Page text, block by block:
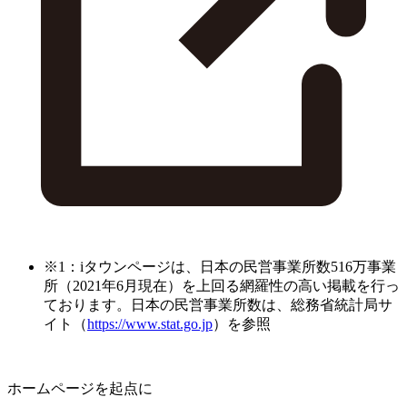
※1：iタウンページは、日本の民営事業所数516万事業
所（2021年6月現在）を上回る網羅性の高い掲載を行っ
ております。日本の民営事業所数は、総務省統計局サ
イト（https://www.stat.go.jp）を参照
ホームページを起点に